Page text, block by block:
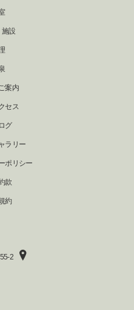
施設
案内
セス
グ
ラリー
ポリシー
款
約
2